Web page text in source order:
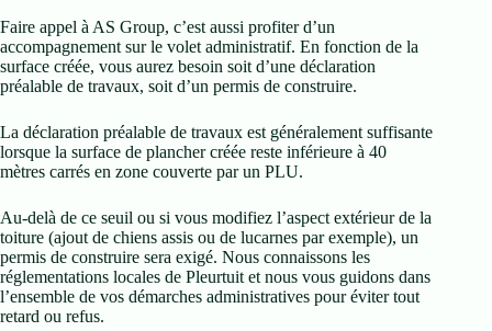
Faire appel à AS Group, c’est aussi profiter d’un
accompagnement sur le volet administratif. En fonction de la
surface créée, vous aurez besoin soit d’une déclaration
préalable de travaux, soit d’un permis de construire.
La déclaration préalable de travaux est généralement suffisante
lorsque la surface de plancher créée reste inférieure à 40
mètres carrés en zone couverte par un PLU.
Au-delà de ce seuil ou si vous modifiez l’aspect extérieur de la
toiture (ajout de chiens assis ou de lucarnes par exemple), un
permis de construire sera exigé. Nous connaissons les
réglementations locales de Pleurtuit et nous vous guidons dans
l’ensemble de vos démarches administratives pour éviter tout
retard ou refus.